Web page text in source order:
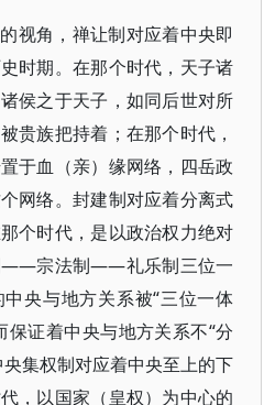
视角，禅让制对应着中央即
时期。在那个时代，天子诸
侯之于天子，如同后世对所
贵族把持着；在那个时代，
于血（亲）缘网络，四岳政
网络。封建制对应着分离式
个时代，是以政治权力绝对
——宗法制——礼乐制三位一
央与地方关系被“三位一体
保证着中央与地方关系不“分
集权制对应着中央至上的下
，以国家（皇权）为中心的